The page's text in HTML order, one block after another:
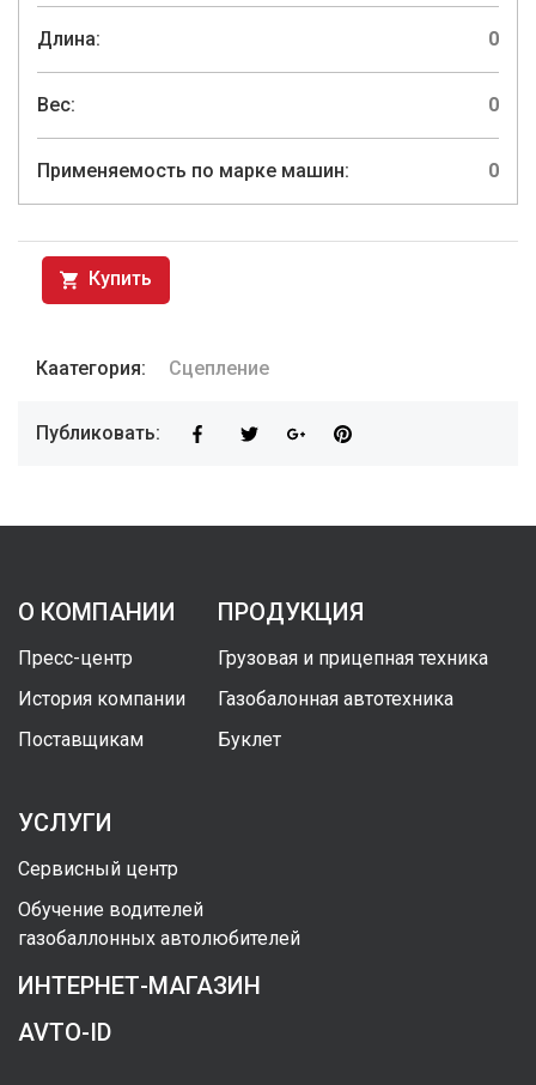
Длина: 0
Вес: 0
Применяемость по марке машин: 0
Купить
Каатегория: Сцепление
Публиковать:
О КОМПАНИИ
Пресс-центр
История компании
Поставщикам
ПРОДУКЦИЯ
Грузовая и прицепная техника
Газобалонная автотехника
Буклет
УСЛУГИ
Сервисный центр
Обучение водителей
газобаллонных автолюбителей
ИНТЕРНЕТ-МАГАЗИН
AVTO-ID